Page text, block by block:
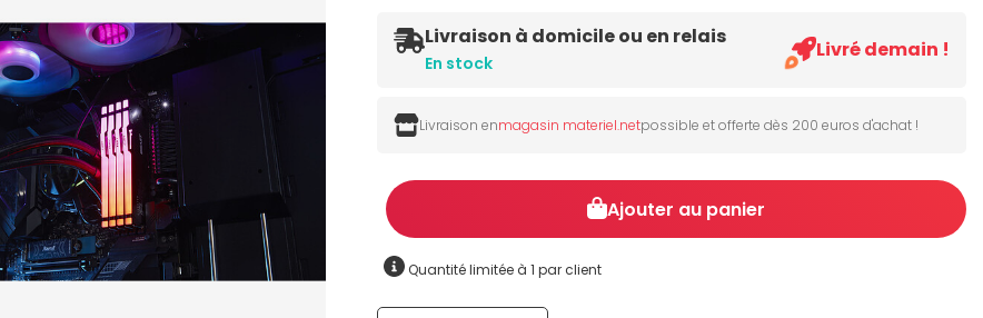
Livraison à domicile ou en relais
En stock
Livré demain !
Livraison enmagasin materiel.netpossible et offerte dès 200 euros d'achat !
Quantité Ajouter au panier
Quantité limitée à 1 par client